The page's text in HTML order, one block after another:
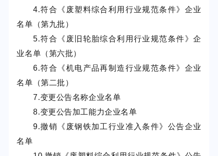
4.符合《废塑料综合利用行业规范条件》企业
名单（第九批）
5.符合《废旧轮胎综合利用行业规范条件》企
业名单（第六批）
6.符合《机电产品再制造行业规范条件》企业
名单（第二批）
7.变更公告名称企业名单
8.变更公告加工能力企业名单
9.撤销《废钢铁加工行业准入条件》公告企业
名单